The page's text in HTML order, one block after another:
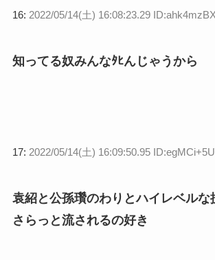
16: 2022/05/14(土) 16:08:23.29
知ってる奴みんなﾀﾋんじゃうから
17: 2022/05/14(土) 16:09:50.95
袁紹と公孫瓚のわりとハイレベルな
さらっと流されるの好き